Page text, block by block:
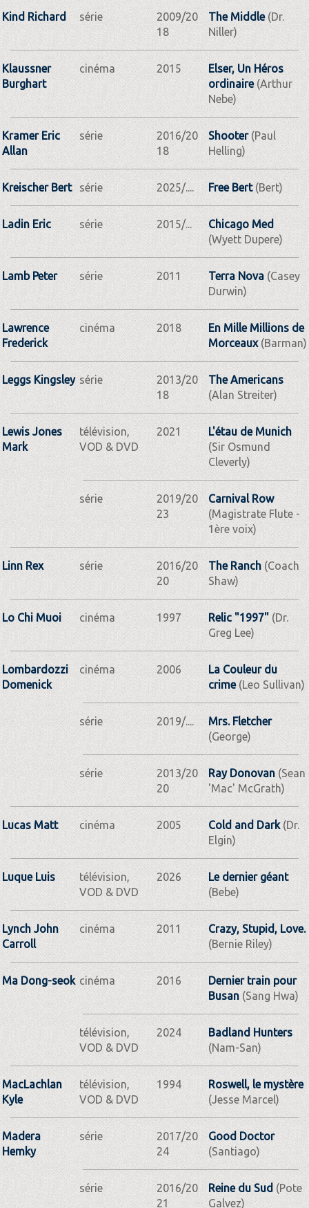
Kind Richard série
2009/20
18
The Middle(Dr.
Niller)
Klaussner
Burghart
cinéma 2015
Elser, Un Héros
ordinaire(Arthur
Nebe)
Kramer Eric
Allan
série
2016/20
18
Shooter(Paul
Helling)
Kreischer Bert série 2025/.... Free Bert(Bert)
Ladin Eric série 2015/...
Chicago Med
(Wyett Dupere)
Lamb Peter série 2011 Terra Nova(Casey
Durwin)
Lawrence
Frederick
cinéma 2018
En Mille Millions de
Morceaux(Barman)
Leggs Kingsley série
2013/20
18
The Americans
(Alan Streiter)
Lewis Jones
Mark
télévision,
VOD & DVD
2021
L'étau de Munich
(Sir Osmund
Cleverly)
série
2019/20
23
Carnival Row
(Magistrate Flute -
1ère voix)
Linn Rex série
2016/20
20
The Ranch(Coach
Shaw)
Lo Chi Muoi cinéma 1997 Relic "1997"(Dr.
Greg Lee)
Lombardozzi
Domenick
cinéma 2006
La Couleur du
crime(Leo Sullivan)
série 2019/....
Mrs. Fletcher
(George)
série
2013/20
20
Ray Donovan(Sean
'Mac' McGrath)
Lucas Matt cinéma 2005 Cold and Dark(Dr.
Elgin)
Luque Luis
télévision,
VOD & DVD
2026
Le dernier géant
(Bebe)
Lynch John
Carroll
cinéma 2011
Crazy, Stupid, Love.
(Bernie Riley)
Ma Dong-seok cinéma 2016
Dernier train pour
Busan(Sang Hwa)
télévision,
VOD & DVD
2024
Badland Hunters
(Nam-San)
MacLachlan
Kyle
télévision,
VOD & DVD
1994
Roswell, le mystère
(Jesse Marcel)
Madera
Hemky
série
2017/20
24
Good Doctor
(Santiago)
série
2016/20
21
Reine du Sud(Pote
Galvez)